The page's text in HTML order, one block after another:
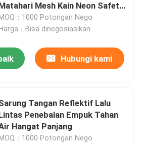
Mesh Kain Neon Safety
MOQ：1000 Potongan Nego
Harga：Bisa dinegosiasikan
Hubungi kami
Tangan Reflektif Lalu
Penebalan Empuk Tahan
Hangat Panjang
MOQ：1000 Potongan Nego